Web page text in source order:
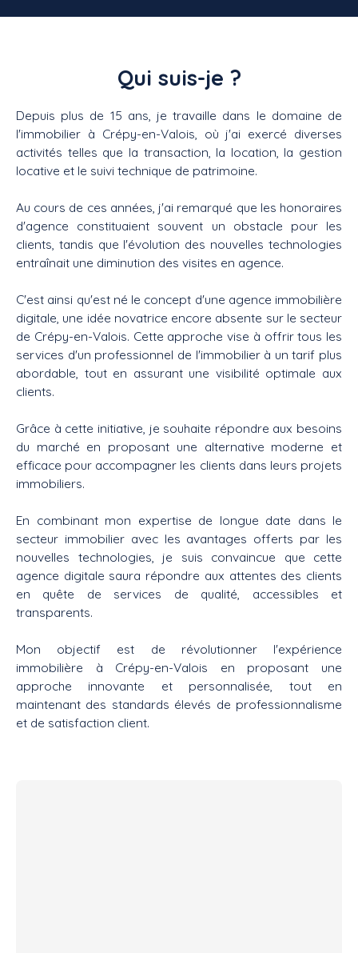
Qui suis-je ?
Depuis plus de 15 ans, je travaille dans le domaine de
l'immobilier à Crépy-en-Valois, où j'ai exercé diverses
activités telles que la transaction, la location, la gestion
locative et le suivi technique de patrimoine.
Au cours de ces années, j'ai remarqué que les honoraires
d'agence constituaient souvent un obstacle pour les
clients, tandis que l'évolution des nouvelles technologies
entraînait une diminution des visites en agence.
C'est ainsi qu'est né le concept d'une agence immobilière
digitale, une idée novatrice encore absente sur le secteur
de Crépy-en-Valois. Cette approche vise à offrir tous les
services d'un professionnel de l'immobilier à un tarif plus
abordable, tout en assurant une visibilité optimale aux
clients.
Grâce à cette initiative, je souhaite répondre aux besoins
du marché en proposant une alternative moderne et
efficace pour accompagner les clients dans leurs projets
immobiliers.
En combinant mon expertise de longue date dans le
secteur immobilier avec les avantages offerts par les
nouvelles technologies, je suis convaincue que cette
agence digitale saura répondre aux attentes des clients
en quête de services de qualité, accessibles et
transparents.
Mon objectif est de révolutionner l'expérience
immobilière à Crépy-en-Valois en proposant une
approche innovante et personnalisée, tout en
maintenant des standards élevés de professionnalisme
et de satisfaction client.